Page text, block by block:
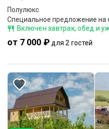
Полулюкс
Специальное предложение на
Включен завтрак, обед и
от 7 000 ₽ для 2 гостей